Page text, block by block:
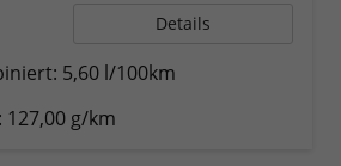
Details
5,60 l/100km
127,00 g/km